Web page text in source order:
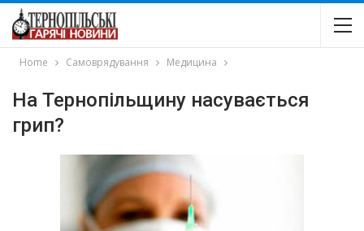
Home Самоврядування Медицина
На Тернопільщину насувається
грип?